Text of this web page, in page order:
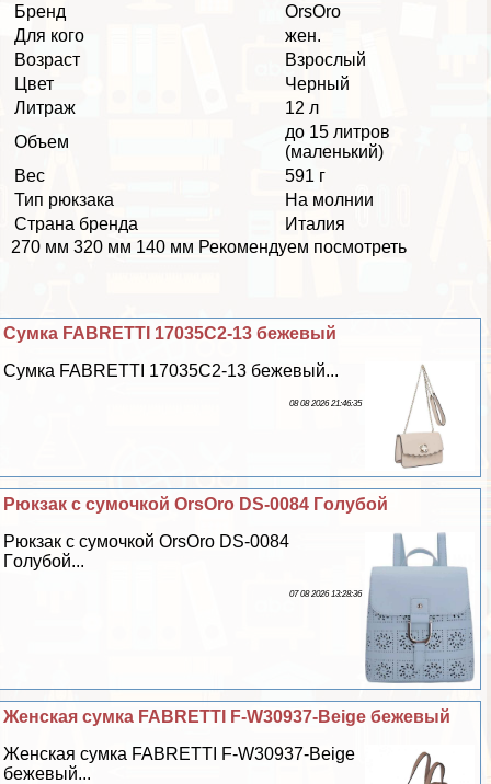
Бренд
OrsOro
Для кого
жен.
Возраст
Взрослый
Цвет
Черный
Литраж
12 л
Объем
до 15 литров
(маленький)
Вес
591 г
Тип рюкзака
На молнии
Страна бренда
Италия
270 мм 320 мм 140 мм Рекомендуем посмотреть
Сумка FABRETTI 17035C2-13 бежевый
Сумка FABRETTI 17035C2-13 бежевый...
08 08 2026 21:46:35
Рюкзак с сумочкой OrsOro DS-0084 Гoлyбой
Рюкзак с сумочкой OrsOro DS-0084
Гoлyбой...
07 08 2026 13:28:36
Женская сумка FABRETTI F-W30937-Beige бежевый
Женская сумка FABRETTI F-W30937-Beige
бежевый...